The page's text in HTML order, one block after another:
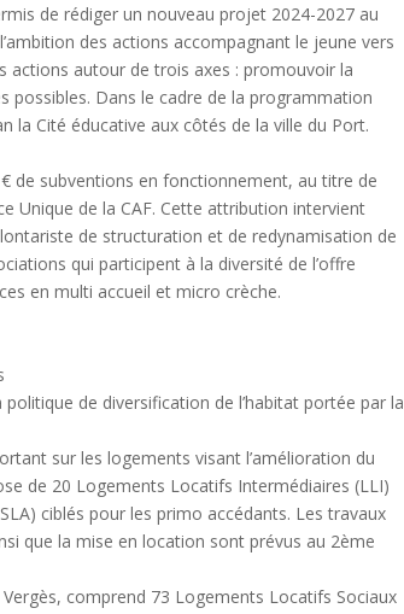
de rédiger un nouveau projet 2024-2027 au
des actions accompagnant le jeune vers
actions autour de trois axes : promouvoir la
possibles. Dans le cadre de la programmation
la Cité éducative aux côtés de la ville du Port.
de subventions en fonctionnement, au titre de
Unique de la CAF. Cette attribution intervient
de structuration et de redynamisation de
qui participent à la diversité de l’offre
en multi accueil et micro crèche.
de diversification de l’habitat portée par la
sur les logements visant l’amélioration du
de 20 Logements Locatifs Intermédiaires (LLI)
ciblés pour les primo accédants. Les travaux
que la mise en location sont prévus au 2ème
comprend 73 Logements Locatifs Sociaux